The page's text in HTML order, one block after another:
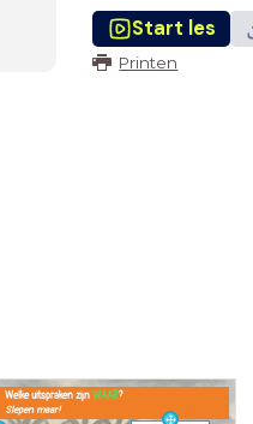
Start les
Printen
Welke uitspraken zijnWAAR?
Slepen maar!